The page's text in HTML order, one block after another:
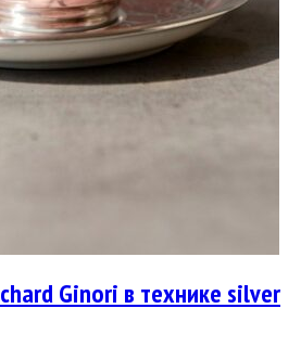
Ginori в технике silver